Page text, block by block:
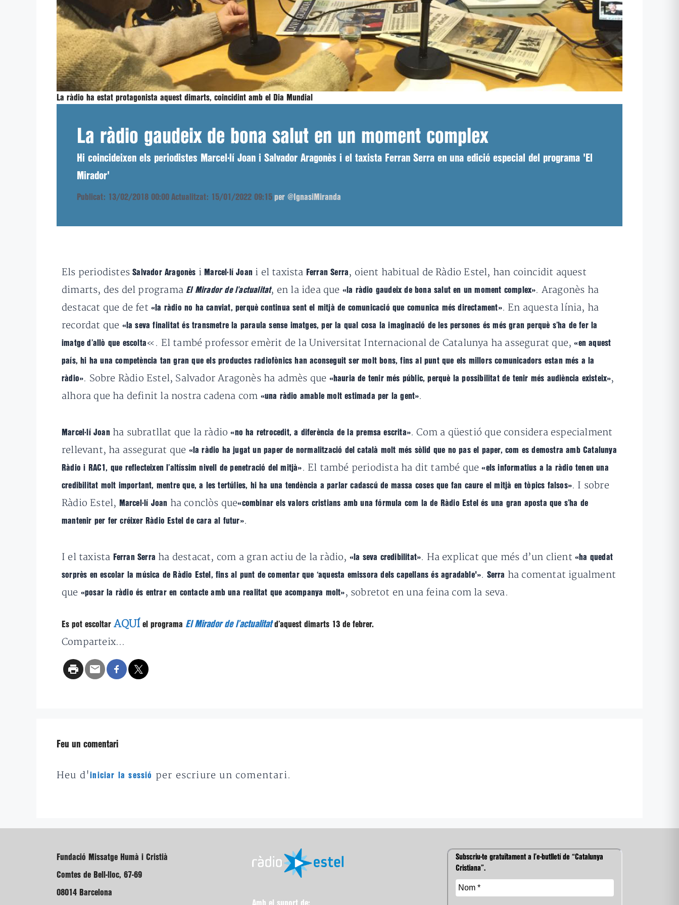
La ràdio ha estat protagonista aquest dimarts, coincidint amb el Dia Mundial
La ràdio gaudeix de bona salut en un moment complex
Hi coincideixen els periodistes Marcel·lí Joan i Salvador Aragonès i el taxista Ferran Serra en una edició especial del programa 'El
Mirador'
Publicat: 13/02/2018 00:00 Actualitzat: 15/01/2022 09:15 per @IgnasiMiranda
Els periodistesSalvador Aragonès iMarcel·lí Joan i el taxista Ferran Serra , oient habitual de Ràdio Estel, han coincidit aquest
dimarts, des del programa El Mirador de l’actualitat, en la idea que «la ràdio gaudeix de bona salut en un moment complex». Aragonès ha
destacat que de fet «la ràdio no ha canviat, perquè continua sent el mitjà de comunicació que comunica més directament». En aquesta línia, ha
recordat que «la seva finalitat és transmetre la paraula sense imatges, per la qual cosa la imaginació de les persones és més gran perquè s’ha de fer la
imatge d’allò que escolta «. El també professor emèrit de la Universitat Internacional de Catalunya ha assegurat que,«en aquest
país, hi ha una competència tan gran que els productes radiofònics han aconseguit ser molt bons, fins al punt que els millors comunicadors estan més a la
ràdio». Sobre Ràdio Estel, Salvador Aragonès ha admès que «hauria de tenir més públic, perquè la possibilitat de tenir més audiència existeix»,
alhora que ha definit la nostra cadena com «una ràdio amable molt estimada per la gent».
Marcel·lí Joan ha subratllat que la ràdio«no ha retrocedit, a diferència de la premsa escrita». Com a qüestió que considera especialment
rellevant, ha assegurat que «la ràdio ha jugat un paper de normalització del català molt més sòlid que no pas el paper, com es demostra amb Catalunya
Ràdio i RAC1, que reflecteixen l’altíssim nivell de penetració del mitjà» . El també periodista ha dit també que«els informatius a la ràdio tenen una
credibilitat molt important, mentre que, a les tertúlies, hi ha una tendència a parlar cadascú de massa coses que fan caure el mitjà en tòpics falsos». I sobre
Ràdio Estel,
Marcel·lí Joan ha conclòs que«combinar els valors cristians amb una fórmula com la de Ràdio Estel és una gran aposta que s’ha de
mantenir per fer créixer Ràdio Estel de cara al futur».
I el taxista Ferran Serra ha destacat, com a gran actiu de la ràdio, «la seva credibilitat». Ha explicat que més d’un client«ha quedat
sorprès en escolar la música de Ràdio Estel, fins al punt de comentar que ‘aquesta emissora dels capellans és agradable'». Serra ha comentat igualment
que «posar la ràdio és entrar en contacte amb una realitat que acompanya molt» , sobretot en una feina com la seva.
Es pot escoltar AQUÍ el programa El Mirador de l’actualitatd’aquest dimarts 13 de febrer.
Comparteix...
Feu un comentari
Heu d'iniciar la sessió per escriure un comentari.
Fundació Missatge Humà i Cristià
Comtes de Bell-lloc, 67-69
08014 Barcelona
Amb el suport de:
Subscriu-te gratuïtament a l’e-butlletí de “Catalunya
Cristiana”.